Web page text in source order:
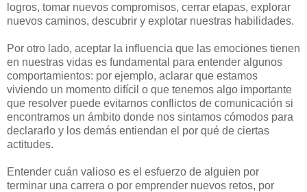
logros, tomar nuevos compromisos, cerrar etapas, explorar
nuevos caminos, descubrir y explotar nuestras habilidades.
Por otro lado, aceptar la influencia que las emociones tienen
en nuestras vidas es fundamental para entender algunos
comportamientos: por ejemplo, aclarar que estamos
viviendo un momento difícil o que tenemos algo importante
que resolver puede evitarnos conflictos de comunicación si
encontramos un ámbito donde nos sintamos cómodos para
declararlo y los demás entiendan el por qué de ciertas
actitudes.
Entender cuán valioso es el esfuerzo de alguien por
terminar una carrera o por emprender nuevos retos, por